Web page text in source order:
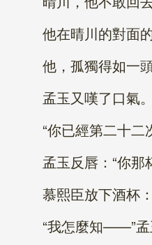
他在晴川的對面的
他，孤獨得如一頭
孟玉又嘆了口氣。
“你已經第二十二次
孟玉反唇：“你那
慕熙臣放下酒杯：
“我怎麼知——”孟玉